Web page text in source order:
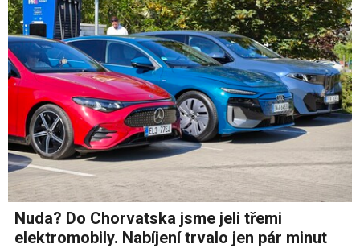
Nuda? Do Chorvatska jsme jeli třemi
elektromobily. Nabíjení trvalo jen pár minut